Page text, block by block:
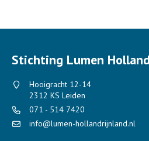
Stichting Lumen
Hooigracht 12-14
2312 KS Leiden
071 - 514 7420
info@lumen-hollandrijnland.nl